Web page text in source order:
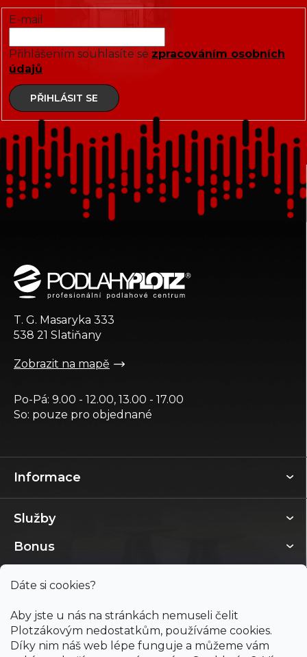
Dáte si cookies?
Aby jste u nás na stránkách nemuseli čelit
Plotzákovým nedostatkům, používáme cookies.
Díky nim náš web lépe funguje a můžeme vám
E-mail
Přihlášením souhlasíte se zpracováním osobních
údajů
PŘIHLÁSIT SE
Informace
Služby
Bonus
T. G. Masaryka 333
538 21 Slatiňany
Zobrazit na mapě
Po-Pá: 9.00 - 12.00, 13.00 - 17.00
So: pouze pro objednané